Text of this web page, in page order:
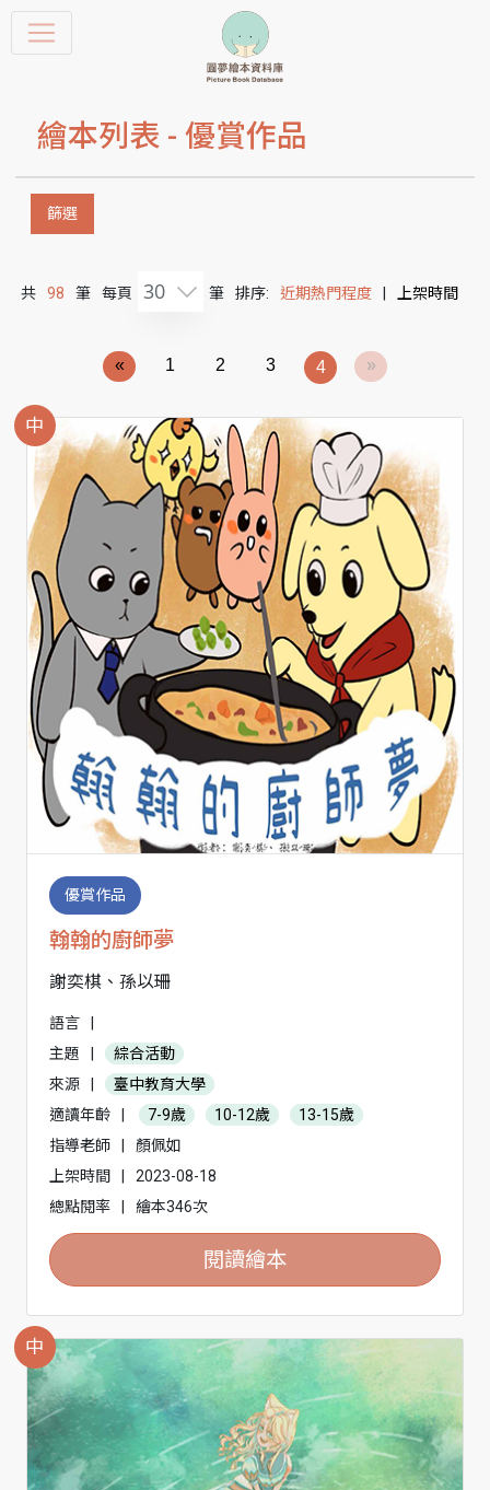
繪本列表 - 優賞作品
篩選
共 98 筆 每頁 30 筆 排序: 近期熱門程度 上架時間
« 1 2 3 4 »
中
優賞作品
翰翰的廚師夢
謝奕棋、孫以珊
語言
主題
綜合活動
來源
臺中教育大學
適讀年齡
7-9歲 10-12歲
13-15歲
指導老師
顏佩如
上架時間
2023-08-18
總點閱率
繪本346次
閱讀繪本
中